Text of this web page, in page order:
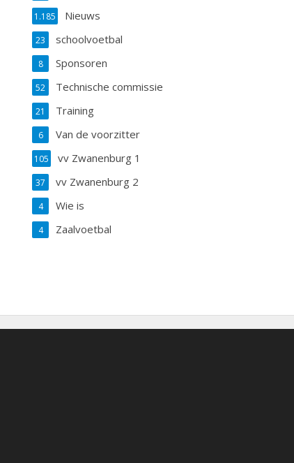
Nieuws
1.185
schoolvoetbal
23
Sponsoren
8
Technische commissie
52
Training
21
Van de voorzitter
6
vv Zwanenburg 1
105
vv Zwanenburg 2
37
Wie is
4
Zaalvoetbal
4